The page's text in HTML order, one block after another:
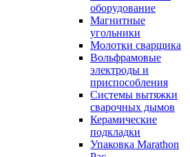
оборудование
Магнитные
угольники
Молотки сварщика
Вольфрамовые
электроды и
приспособления
Системы вытяжки
сварочных дымов
Керамические
подкладки
Упаковка Marathon